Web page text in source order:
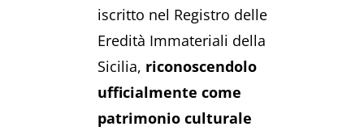
iscritto nel Registro delle
Eredità Immateriali della
Sicilia, riconoscendolo
ufficialmente come
patrimonio culturale